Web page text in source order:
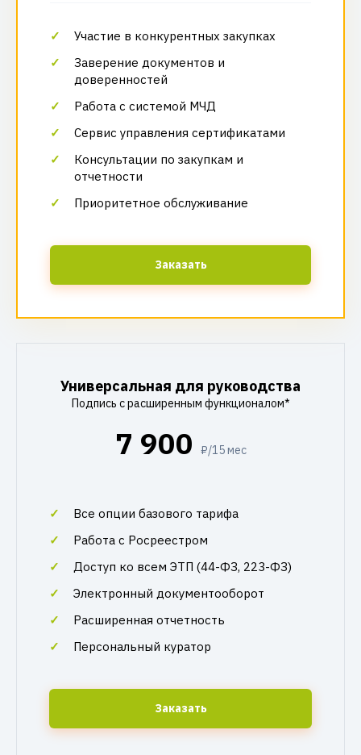
Участие в конкурентных закупках
Заверение документов и
доверенностей
Работа с системой МЧД
Сервис управления сертификатами
Консультации по закупкам и
отчетности
Приоритетное обслуживание
Заказать
Универсальная для руководства
Подпись с расширенным функционалом*
7 900 ₽/15 мес
Все опции базового тарифа
Работа с Росреестром
Доступ ко всем ЭТП (44-ФЗ, 223-ФЗ)
Электронный документооборот
Расширенная отчетность
Персональный куратор
Заказать